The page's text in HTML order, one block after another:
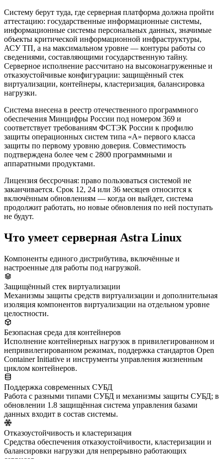
Систему берут туда, где серверная платформа должна пройти
аттестацию: государственные информационные системы,
информационные системы персональных данных, значимые
объекты критической информационной инфраструктуры,
АСУ ТП, а на максимальном уровне — контуры работы со
сведениями, составляющими государственную тайну.
Серверное исполнение рассчитано на высоконагруженные и
отказоустойчивые конфигурации: защищённый стек
виртуализации, контейнеры, кластеризация, балансировка
нагрузки.
Система внесена в реестр отечественного программного
обеспечения Минцифры России под номером 369 и
соответствует требованиям ФСТЭК России к профилю
защиты операционных систем типа «А» первого класса
защиты по первому уровню доверия. Совместимость
подтверждена более чем с 2800 программными и
аппаратными продуктами.
Лицензия бессрочная: право пользоваться системой не
заканчивается. Срок 12, 24 или 36 месяцев относится к
включённым обновлениям — когда он выйдет, система
продолжит работать, но новые обновления по ней поступать
не будут.
Что умеет серверная Astra Linux
Компоненты единого дистрибутива, включённые и
настроенные для работы под нагрузкой.
Защищённый стек виртуализации
Механизмы защиты средств виртуализации и дополнительная
изоляция компонентов виртуализации на отдельном уровне
целостности.
Безопасная среда для контейнеров
Исполнение контейнерных нагрузок в привилегированном и
непривилегированном режимах, поддержка стандартов Open
Container Initiative и инструменты управления жизненным
циклом контейнеров.
Поддержка современных СУБД
Работа с разными типами СУБД и механизмы защиты СУБД; в
обновлении 1.8 защищённая система управления базами
данных входит в состав системы.
Отказоустойчивость и кластеризация
Средства обеспечения отказоустойчивости, кластеризации и
балансировки нагрузки для непрерывно работающих